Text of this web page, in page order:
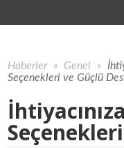
Haberler » Genel »
Seçenekleri ve Güçlü